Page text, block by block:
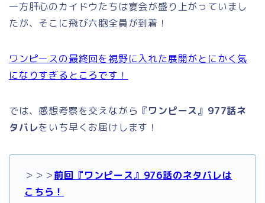
一方肝心のカイドウたちは宴会が盛り上がっていまし
たが、そこに飛び六胞全員が到着！
ワンピースの最終回を視野に入れた展開がとにかく気
になりすぎるところです！
では、感想考察を交えながら 『ワンピース』977話ネ
タバレをいち早くお届けします！
＞＞＞前回『ワンピース』976話のネタバレは
こちら！